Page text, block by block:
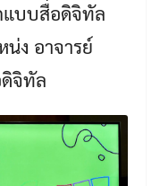
แบบสื่อดิจิทัล
ง อาจารย์
จิทัล